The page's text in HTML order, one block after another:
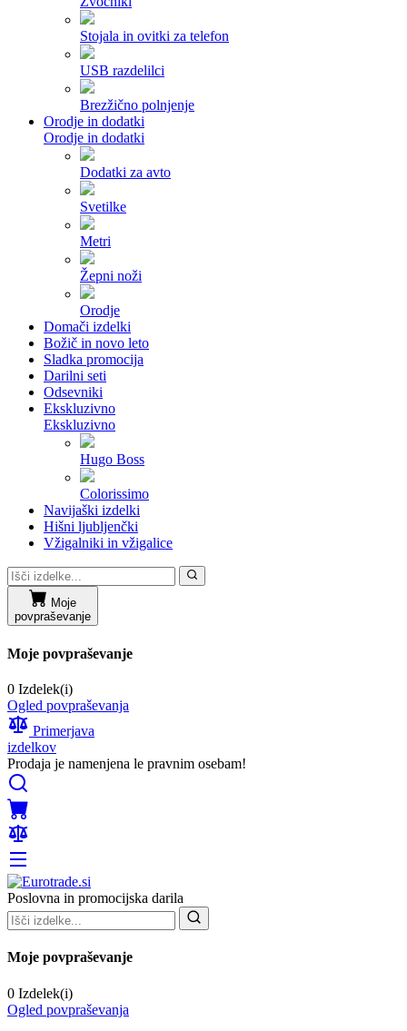
Stojala in ovitki za telefon
USB razdelilci
Brezžično polnjenje
Orodje in dodatki
Orodje in dodatki
Dodatki za avto
Svetilke
Metri
Žepni noži
Orodje
Domači izdelki
Božič in novo leto
Sladka promocija
Darilni seti
Odsevniki
Ekskluzivno
Ekskluzivno
Hugo Boss
Colorissimo
Navijaški izdelki
Hišni ljubljenčki
Vžigalniki in vžigalice
Moje
povpraševanje
Moje povpraševanje
0 Izdelek(i)
Ogled povpraševanja
Primerjava
izdelkov
Prodaja je namenjena le pravnim osebam!
Poslovna in promocijska darila
Moje povpraševanje
0 Izdelek(i)
Ogled povpraševanja